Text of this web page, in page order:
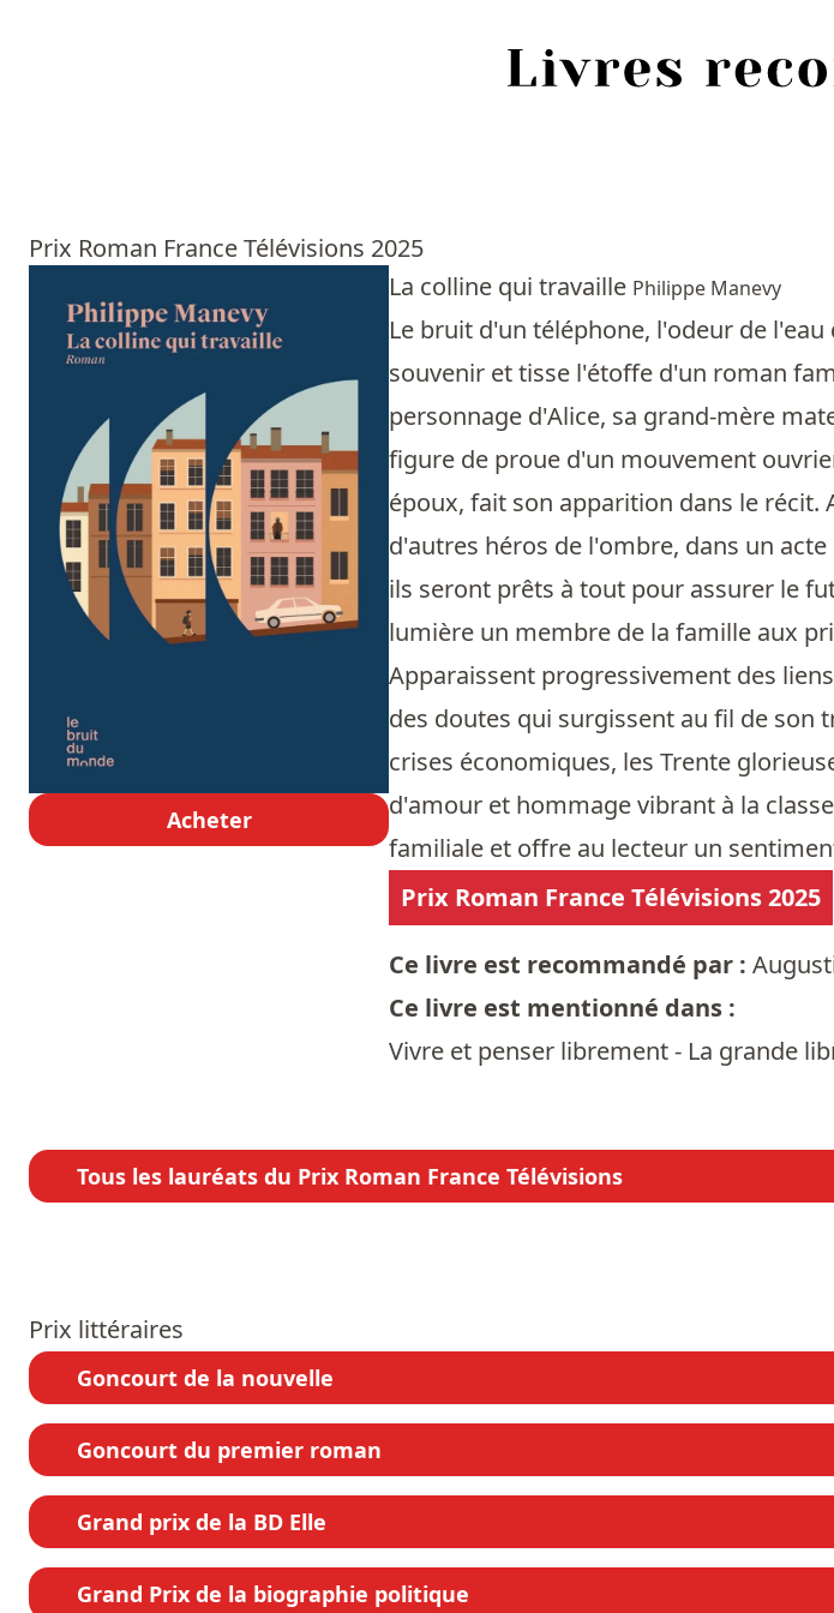
Prix Roman France Télévisions 2025
Acheter
La colline qui travaille Philippe Manevy
Le bruit d'un téléphone, l'odeur de
souvenir et tisse l'étoffe d'un roman
personnage d'Alice, sa grand-mère
figure de proue d'un mouvement
époux, fait son apparition dans le
d'autres héros de l'ombre, dans un
ils seront prêts à tout pour assurer le
lumière un membre de la famille aux
Apparaissent progressivement des
des doutes qui surgissent au fil de son
crises économiques, les Trente
d'amour et hommage vibrant à la
familiale et offre au lecteur un
Prix Roman France Télévisions 2025
Ce livre est recommandé par :
Ce livre est mentionné dans :
Vivre et penser librement - La grande
Tous les lauréats du Prix Roman France Télévisions
Prix littéraires
Goncourt de la nouvelle
Goncourt du premier roman
Grand prix de la BD Elle
Grand Prix de la biographie politique
Sources
Personnes
Livres
Livres les plus recommandés
Prix littéraires